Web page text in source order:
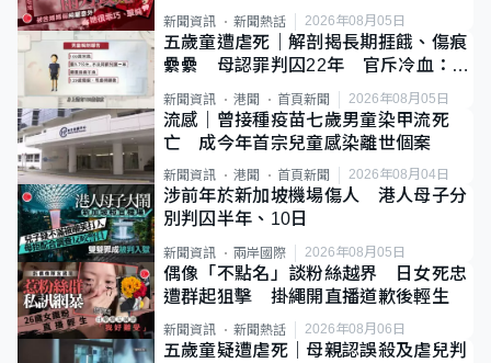
新聞資訊 新聞熱話 2026年08月05日
五歲童遭虐死｜解剖揭長期捱餓、傷痕
纍纍 母認罪判囚22年 官斥冷血：同
類案最惡劣
新聞資訊 港聞 首頁新聞 2026年08月05日
流感｜曾接種疫苗七歲男童染甲流死
亡 成今年首宗兒童感染離世個案
新聞資訊 港聞 首頁新聞 2026年08月04日
涉前年於新加坡機場傷人 港人母子分
別判囚半年、10日
新聞資訊 兩岸國際 2026年08月05日
偶像「不點名」談粉絲越界 日女死忠
遭群起狙擊 掛繩開直播道歉後輕生
新聞資訊 新聞熱話 2026年08月06日
五歲童疑遭虐死｜母親認誤殺及虐兒判